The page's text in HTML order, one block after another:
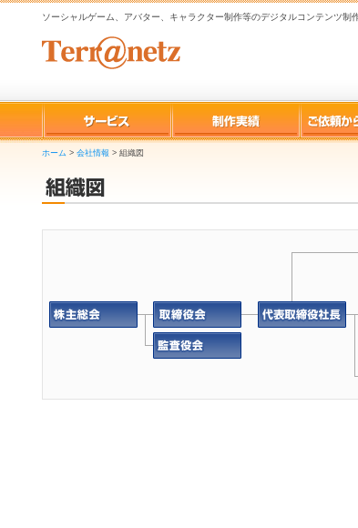
ソーシャルゲーム、アバター、キャラクター制作等のデジタルコンテンツ制
ホーム > 会社情報 > 組織図